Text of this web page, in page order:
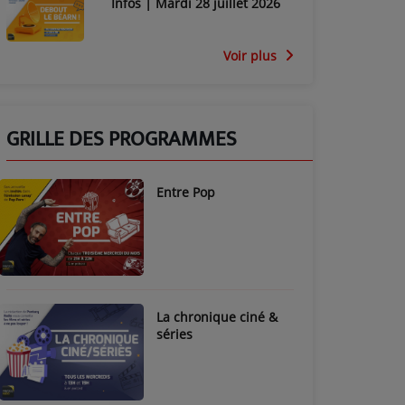
Voir plus
GRILLE DES PROGRAMMES
Entre Pop
La chronique ciné &
séries